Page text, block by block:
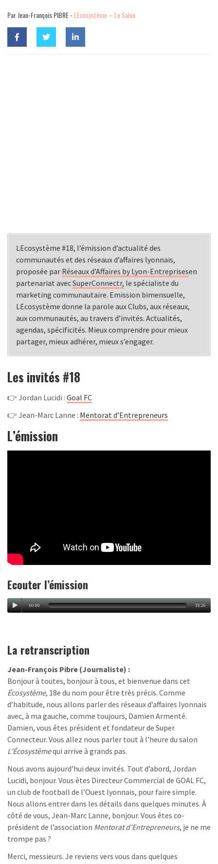
Par Jean-François PIBRE - LEcosystème – Le Salon
LEcosystème #18, l’émission d’actualité des
communautés et des réseaux d’affaires lyonnais,
proposée par Réseaux d’Affaires by Lyon-Entreprisesen
partenariat avecSuperConnectr, le spécialiste du
marketing communautaire. Emission bimensuelle,
LEcosystème donne la parole aux Clubs, aux réseaux,
aux communautés, au travers d’invités. Actualités,
agendas, spécificités. Mieux comprendre pour mieux
partager, mieux adhérer, mieux s’engager.
Les invités #18
👉 Jordan Lucidi : Goal FC
👉 Jean-Marc Lanne : Mentorat d’Entrepreneurs
L’émission
Ecouter l’émission
00:00 18:26
La retranscription
Jean-François Pibre (Journaliste) :
Bonjour à toutes, bonjour à tous, et bienvenue dans cet
Écosystème, 18e du nom pour être très précis. Comme
d’habitude, nous allons parler des réseaux d’affaires lyonnais
avec, à ma gauche, comme toujours, Damien Armenté.
Damien, vous êtes président et fondateur de Super
Connecteur. Vous allez nous parler tout à l’heure du salon
L’Écosystèmequi arrive à grands pas.
Nous avons aujourd’hui deux invités. Tout d’abord, Jordan
Lucidi, bonjour. Vous êtes Directeur Commercial de GOAL FC,
un club de football de l’Ouest lyonnais, pour faire simple.
Nous allons entrer dans les détails dans quelques minutes. À
côté de vous, Jean-Marc Lanne, bonjour. Vous êtes co-
président de l’association Mentorat d’Entrepreneurs, je ne me
trompe pas ?
Merci, messieurs. Je reviens vers vous dans quelques